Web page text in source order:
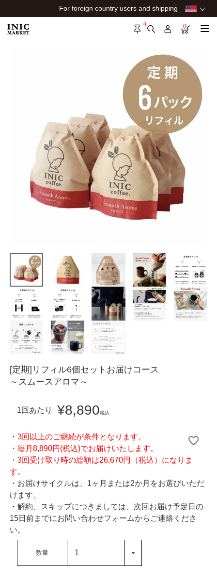
For foreign country users and shipping
0 0
[定期]リフィル6個セットお届けコース
～スムースアロマ～
1回あたり ¥8,890税込
・3回以上のご継続が条件となります。
・毎月8,890円(税込)でお届けいたします。
・3回受け取り時の総額は26,670円（税込）になりま
す。
・お届けサイクルは、1ヶ月または2か月をお選びいただ
けます。
・解約、スキップにつきましては、次回お届け予定日の
15日前までにお問い合わせフォームからご連絡くださ
い。